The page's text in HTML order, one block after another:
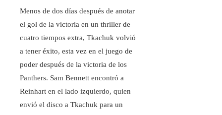
Menos de dos días después de anotar
el gol de la victoria en un thriller de
cuatro tiempos extra, Tkachuk volvió
a tener éxito, esta vez en el juego de
poder después de la victoria de los
Panthers. Sam Bennett encontró a
Reinhart en el lado izquierdo, quien
envió el disco a Tkachuk para un